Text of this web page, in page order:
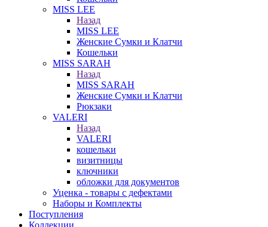
MISS LEE
Назад
MISS LEE
Женские Сумки и Клатчи
Кошельки
MISS SARAH
Назад
MISS SARAH
Женские Сумки и Клатчи
Рюкзаки
VALERI
Назад
VALERI
кошельки
визитницы
ключники
обложки для документов
Уценка - товары с дефектами
Наборы и Комплекты
Поступления
Коллекции